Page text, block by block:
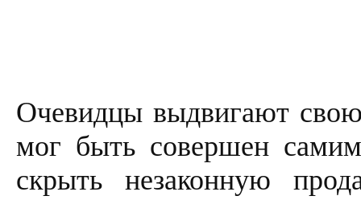
Очевидцы выдвигают
мог быть совершен
скрыть незаконную